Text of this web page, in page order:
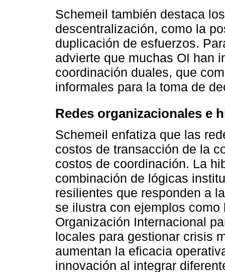
Schemeil también destaca
descentralización, como la
duplicación de esfuerzos.
advierte que muchas OI han
coordinación duales, que
informales para la toma de
Redes organizacionales e
Schemeil enfatiza que las
costos de transacción de la
costos de coordinación. La
combinación de lógicas
resilientes que responden a
se ilustra con ejemplos
Organización Internacional
locales para gestionar crisis
aumentan la eficacia
innovación al integrar